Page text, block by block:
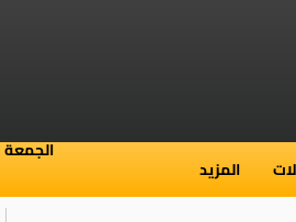
المزيد
الجمعة 7 أغسطس 2026